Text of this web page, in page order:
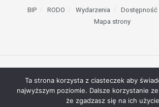
BIP RODO Wydarzenia Dostępność
Mapa strony
RAGACOM
Ta strona korzysta z ciasteczek aby
najwyższym poziomie. Dalsze korzystanie
że zgadzasz się na ich